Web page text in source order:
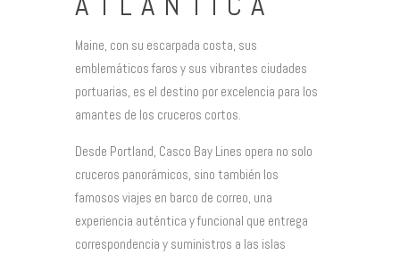
Maine, con su escarpada costa, sus
emblemáticos faros y sus vibrantes ciudades
portuarias, es el destino por excelencia para los
amantes de los cruceros cortos.
Desde Portland, Casco Bay Lines opera no solo
cruceros panorámicos, sino también los
famosos viajes en barco de correo, una
experiencia auténtica y funcional que entrega
correspondencia y suministros a las islas